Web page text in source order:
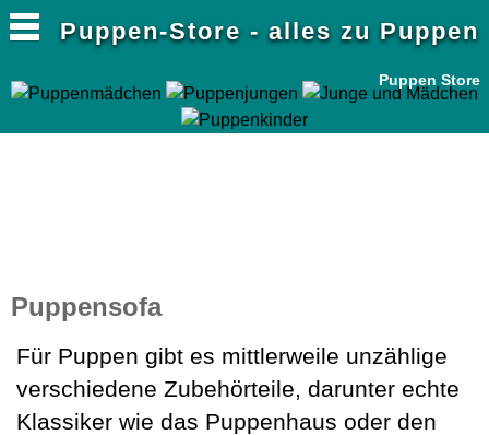
Puppen-Store - alles zu Puppen
Puppen Store
Puppensofa
Für Puppen gibt es mittlerweile unzählige
verschiedene Zubehörteile, darunter echte
Klassiker wie das Puppenhaus oder den